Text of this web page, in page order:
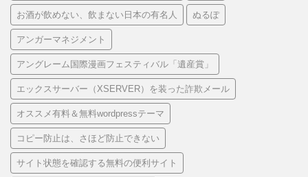
お酒が飲めない、飲まない日本の有名人 ぬるぽ
アンガーマネジメント
アングレーム国際漫画フェスティバル「遺産賞」
エックスサーバー（XSERVER）を装った詐欺メール
オススメ有料＆無料wordpressテーマ
コピー防止は、さほど防止できない
サイト状態を確認する無料の便利サイト